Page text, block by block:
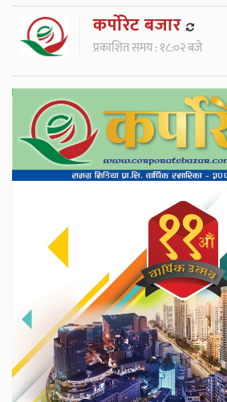
कर्पाेरेट बजार
प्रकाशित समय : १८:०२ बजे